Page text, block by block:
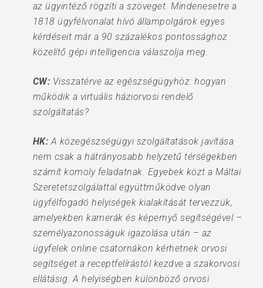
az ügyintéző rögzíti a szöveget. Mindenesetre a
1818 ügyfélvonalat hívó állampolgárok egyes
kérdéseit már a 90 százalékos pontossághoz
közelítő gépi intelligencia válaszolja meg.
CW: Visszatérve az egészségügyhöz: hogyan
működik a virtuális háziorvosi rendelő
szolgáltatás?
HK: A közegészségügyi szolgáltatások javítása
nem csak a hátrányosabb helyzetű térségekben
számít komoly feladatnak. Egyebek közt a Máltai
Szeretetszolgálattal együttműködve olyan
ügyfélfogadó helyiségek kialakítását tervezzük,
amelyekben kamerák és képernyő segítségével –
személyazonosságuk igazolása után – az
ügyfelek online csatornákon kérhetnek orvosi
segítséget a receptfelírástól kezdve a szakorvosi
ellátásig. A helyiségben különböző orvosi